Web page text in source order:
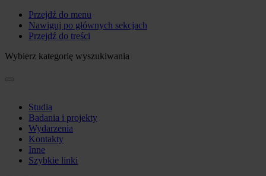
Przejdź do menu
Nawiguj po głównych sekcjach
Przejdź do treści
Wybierz kategorię wyszukiwania
Studia
Badania i projekty
Wydarzenia
Kontakty
Inne
Szybkie linki